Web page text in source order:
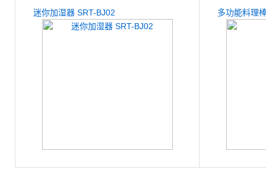
迷你加湿器 SRT-BJ02 多功能料理